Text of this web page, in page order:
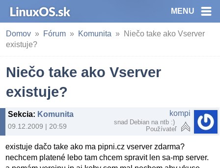
MENU
Domov Fórum Komunita
Niečo take ako Vserver
existuje?
Niečo take ako Vserver
existuje?
Sekcia: Komunita
09.12.2009 | 20:59
kompi
snad Debian na ntb :)
Používateľ
existuje dačo take ako ma pipni.cz vserver zdarma?
nechcem platené lebo tam chcem spravit len sa-mp server.